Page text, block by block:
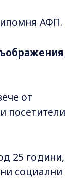
АФП.
от
посетители
25 години,
социални